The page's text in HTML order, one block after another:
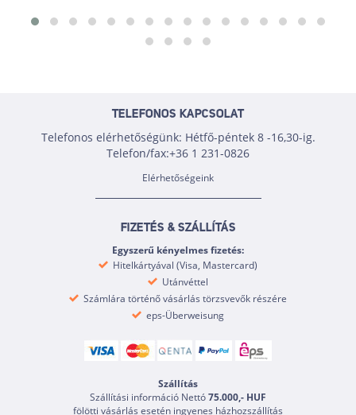
TELEFONOS KAPCSOLAT
Telefonos elérhetőségünk: Hétfő-péntek 8 -16,30-ig.
Telefon/fax:+36 1 231-0826
Elérhetőségeink
FIZETÉS & SZÁLLÍTÁS
Egyszerű kényelmes fizetés:
Hitelkártyával (Visa, Mastercard)
Utánvéttel
Számlára történő vásárlás törzsvevők részére
eps-Überweisung
Szállítás
Szállítási információ Nettó75.000,- HUF
fölötti vásárlás esetén ingyenes házhozszállítás